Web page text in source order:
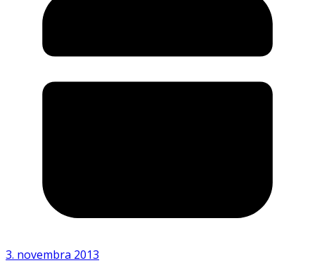
3. novembra 2013